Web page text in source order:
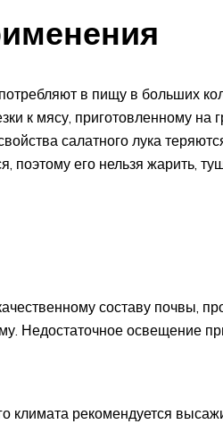
в пищу в больших
к мясу, приготовленному на
салатного лука
его нельзя жарить,
составу почвы,
Недостаточное освещение
климата рекомендуется